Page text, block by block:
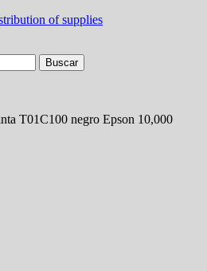
Buscar
T01C100 negro Epson 10,000